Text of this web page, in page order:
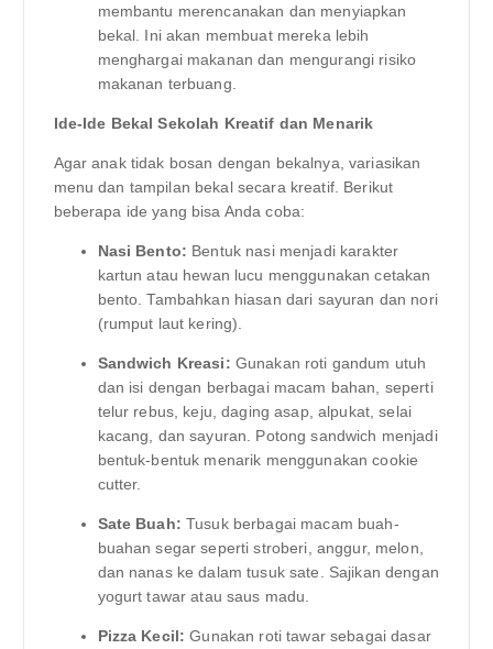
membantu merencanakan dan menyiapkan
bekal. Ini akan membuat mereka lebih
menghargai makanan dan mengurangi risiko
makanan terbuang.
Ide-Ide Bekal Sekolah Kreatif dan Menarik
Agar anak tidak bosan dengan bekalnya, variasikan
menu dan tampilan bekal secara kreatif. Berikut
beberapa ide yang bisa Anda coba:
Nasi Bento: Bentuk nasi menjadi karakter
kartun atau hewan lucu menggunakan cetakan
bento. Tambahkan hiasan dari sayuran dan nori
(rumput laut kering).
Sandwich Kreasi: Gunakan roti gandum utuh
dan isi dengan berbagai macam bahan, seperti
telur rebus, keju, daging asap, alpukat, selai
kacang, dan sayuran. Potong sandwich menjadi
bentuk-bentuk menarik menggunakan cookie
cutter.
Sate Buah: Tusuk berbagai macam buah-
buahan segar seperti stroberi, anggur, melon,
dan nanas ke dalam tusuk sate. Sajikan dengan
yogurt tawar atau saus madu.
Pizza Kecil: Gunakan roti tawar sebagai dasar